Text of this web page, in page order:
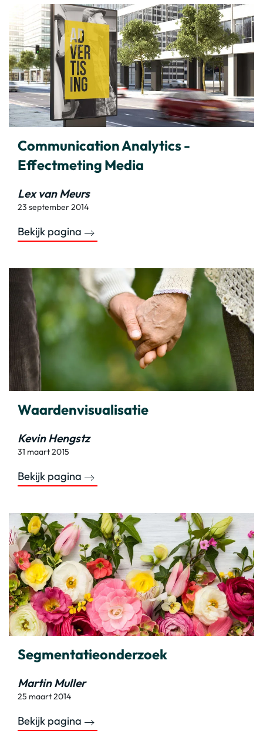
Communication Analytics -
Effectmeting Media
Lex van Meurs
23 september 2014
Bekijk pagina
Waardenvisualisatie
Kevin Hengstz
31 maart 2015
Bekijk pagina
Segmentatieonderzoek
Martin Muller
25 maart 2014
Bekijk pagina